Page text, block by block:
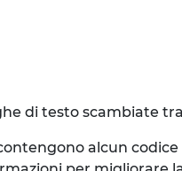
di testo scambiate
alcun